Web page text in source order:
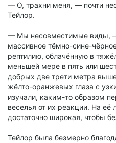
— О, трахни меня, — почти
Тейлор.
— Мы несовместимые виды,
массивное тёмно-сине-
рептилию, облачённую в
меньшей мере в пять или
добрых две трети метра
жёлто-оранжевых глаза с
изучали, каким-то образом
веселья от их реакции. На её
достаточно широкая, чтобы
Тейлор была безмерно